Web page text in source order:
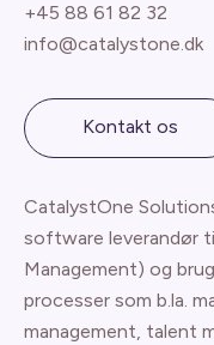
+45 88 61 82 32
info@catalystone.dk
Kontakt os
CatalystOne
software leverandør
Management) og
processer som b.la.
management, talent